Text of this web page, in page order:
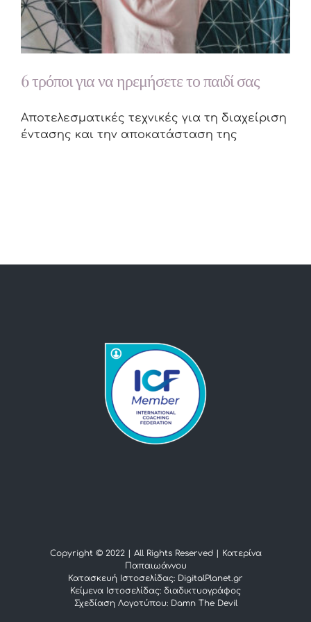
6 τρόποι για να ηρεμήσετε το παιδί σας
Aποτελεσματικές τεχνικές για τη διαχείριση
έντασης και την αποκατάσταση της
Copyright © 2022 | All Rights Reserved |
Κατερίνα
Παπαιωάννου
Κατασκευή Ιστοσελίδας: DigitalPlanet.gr
Κείμενα Ιστοσελίδας: διαδικτυογράφος
Σχεδίαση Λογοτύπου: Damn The Devil